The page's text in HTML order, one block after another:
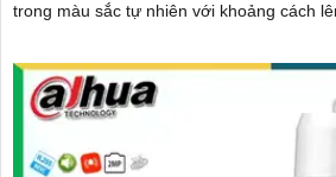
trong màu sắc tự nhiên với khoảng cách